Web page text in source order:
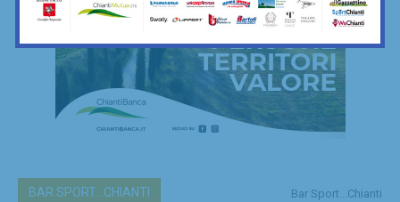
BAR SPORT...CHIANTI Bar Sport...Chianti